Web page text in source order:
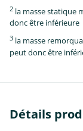
2 la masse statique
donc être inférieure
3 la masse
peut donc être
Détails